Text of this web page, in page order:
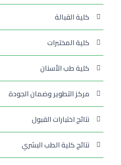
كلية القبالة
كلية المختبرات
كلية طب الأسنان
مركز التطوير وضمان الجودة
نتائج اختبارات القبول
نتائج كلية الطب البشري